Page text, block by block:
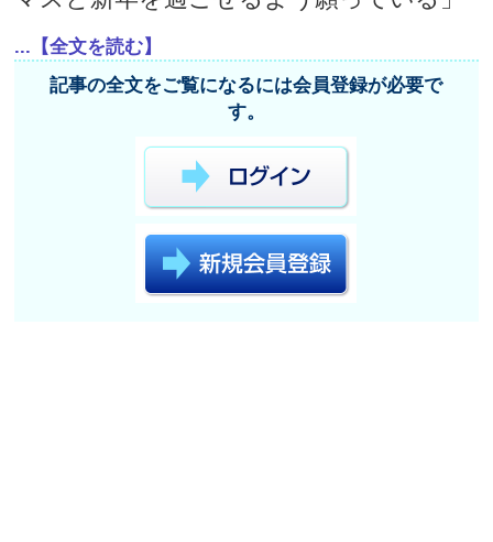
...【全文を読む】
記事の全文をご覧になるには会員登録が必要で
す。